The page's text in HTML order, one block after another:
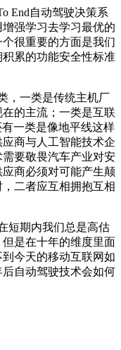
End自动驾驶决策系
强学习去学习最优的
很重要的方面是我们
累的功能安全性标准
一类是传统主机厂
的主流；一类是互联
一类是像地平线这样
商与人工智能技术企
要敬畏汽车产业对安
商必须对可能产生颠
二者应互相拥抱互相
期内我们总是高估
是在十年的维度里面
今天的移动互联网如
自动驾驶技术会如何